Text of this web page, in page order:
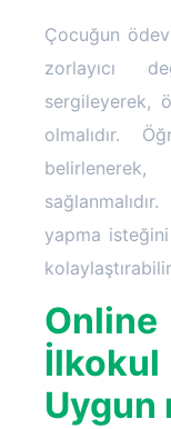
Çocuğun
zorlayıcı
sergileyerek,
olmalıdır.
yapma isteğini
Uygun